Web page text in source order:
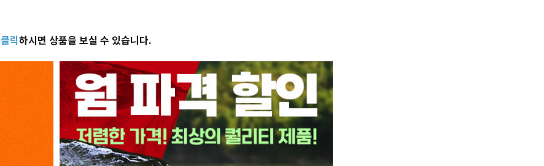
클릭하시면 상품을 보실 수 있습니다.